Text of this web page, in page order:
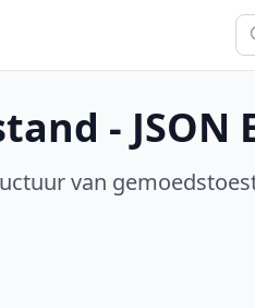
-
van